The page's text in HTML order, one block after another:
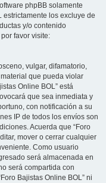
phpBB solamente
los excluye de
y/o contenido
favor visite:
vulgar, difamatorio,
que pueda violar
Online BOL” está
que sea inmediata y
con notificación a su
IP de todos los envíos son
Acuerda que “Foro
mover o cerrar cualquier
Como usuario
será almacenada en
será compartida con
Bajistas Online BOL” ni